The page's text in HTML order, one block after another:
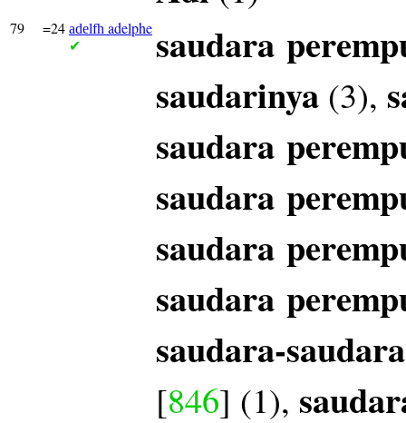
79 =24 adelfh adelphe
✔ saudara
saudarinya (3),
saudara
saudara
saudara
saudara
saudara-
[846] (1),